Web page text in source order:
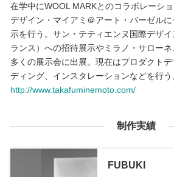
在学中にWOOL MARKとのコラボレーシ
デザイン・マイアミ＠アート・バーゼル
示を行う。サン・テティエンヌ国際デザ
ランス）への招待展示やミラノ・サロー
多くの展示会に出展。現在はプロダクト
ディング、インスタレーションなどを行う
http://www.takafuminemoto.com/
制作実績
FUBUKI